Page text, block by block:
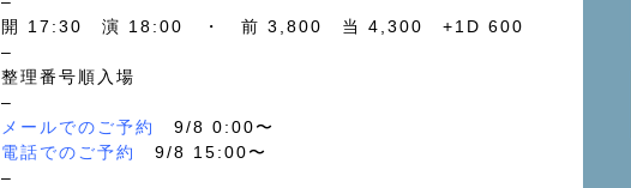
開 17:30 演 18:00 ・ 前 3,800 当 4,300 +1D 600
–
整理番号順入場
–
メールでのご予約
9/8 0:00〜
電話でのご予約
9/8 15:00〜
–